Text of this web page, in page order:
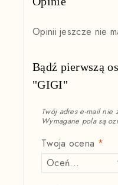
Opinii jeszcze nie
Bądź pierwszą
"GIGI"
Twój adres e-mail nie
Wymagane pola są
Twoja ocena *